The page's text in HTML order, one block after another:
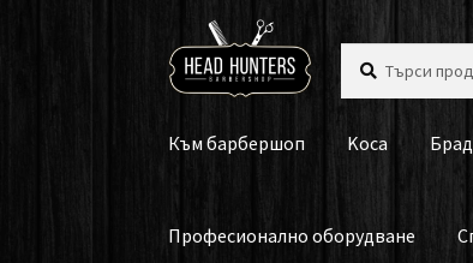
to
navigation
to
content
Към барбершоп Koca
Професионално оборудване